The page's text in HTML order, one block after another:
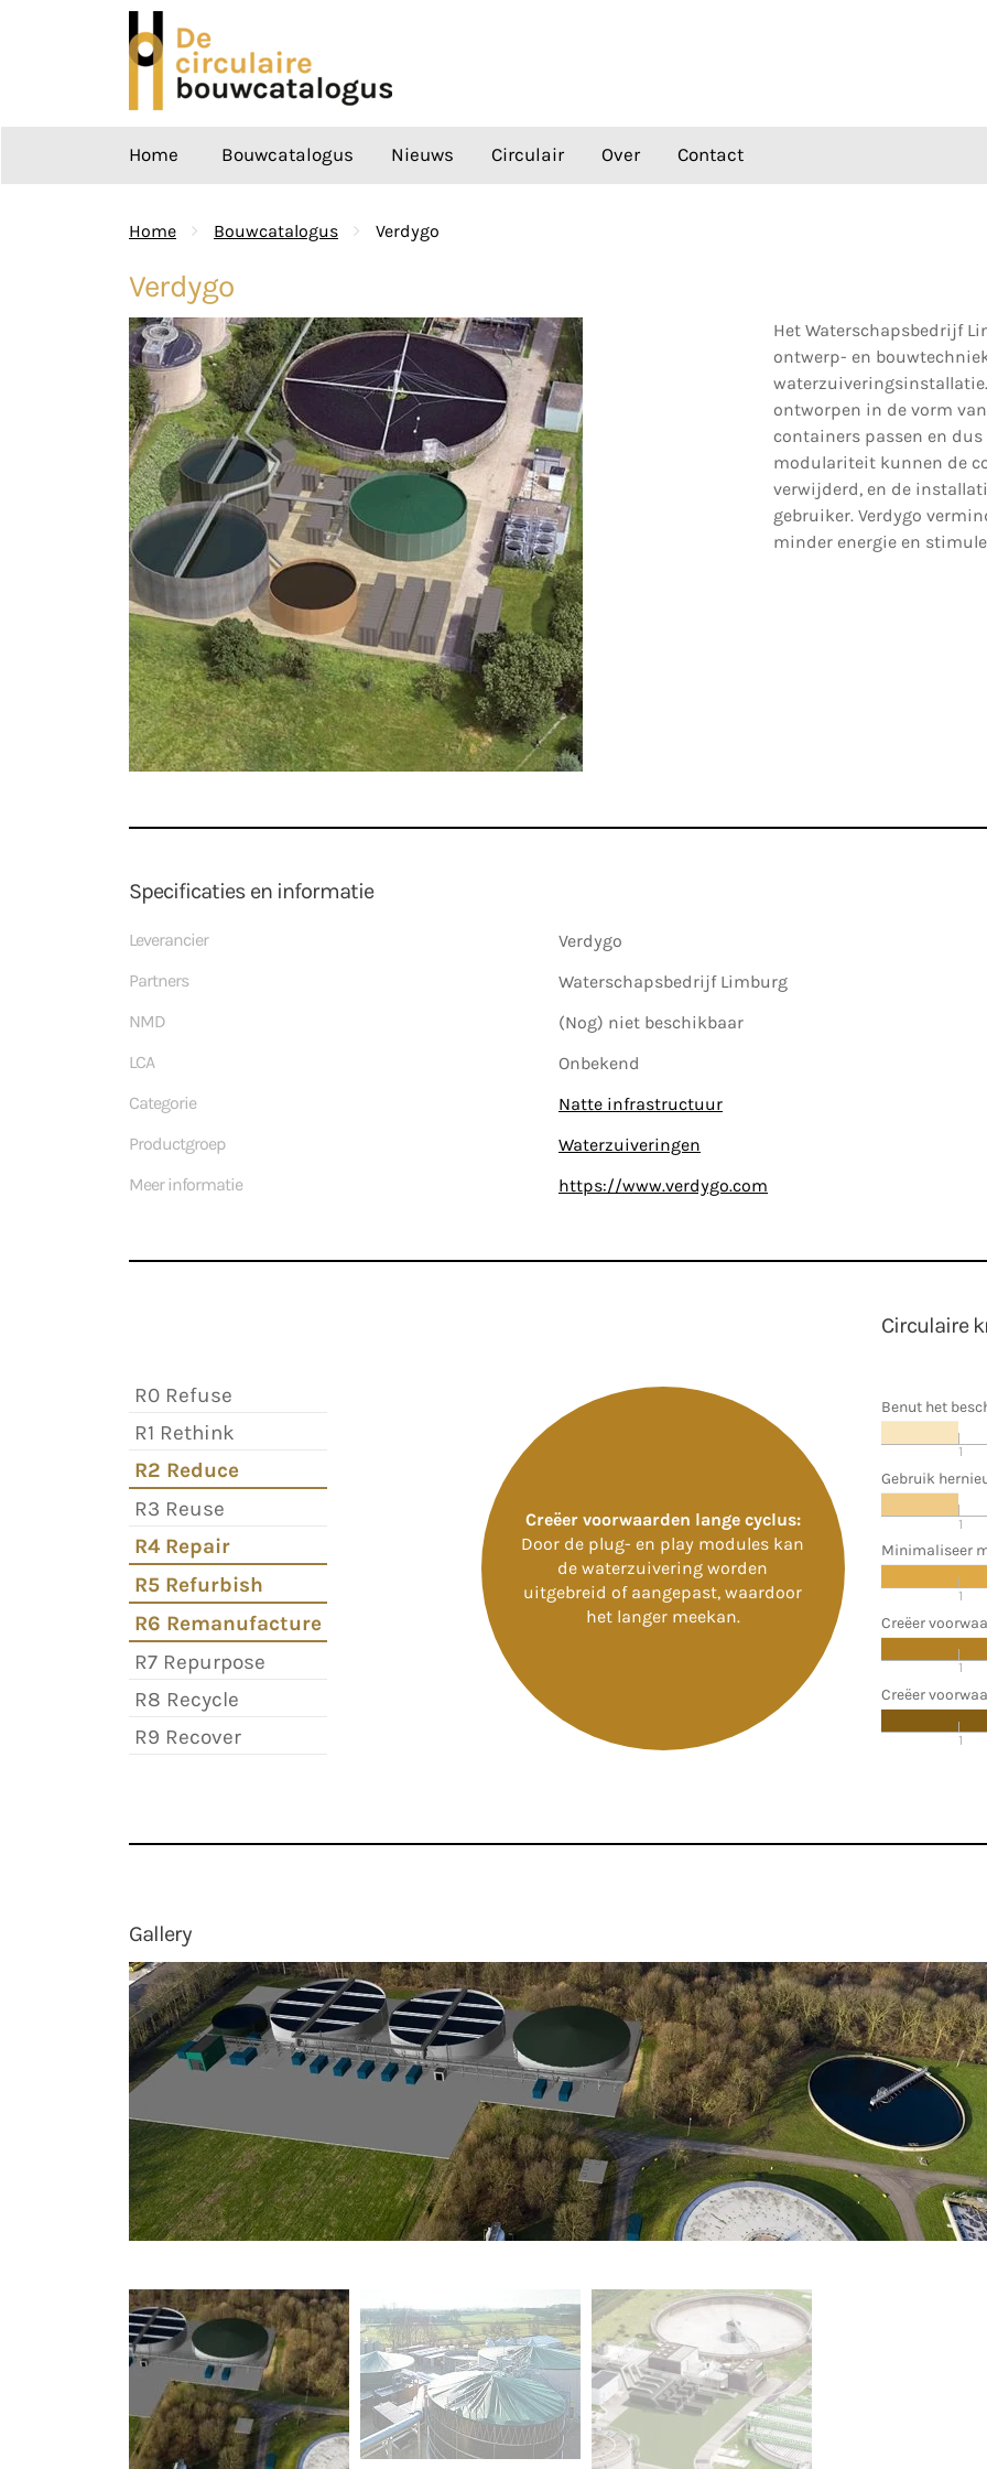
Home Bouwcatalogus Nieuws Circulair Over Contact
Home Bouwcatalogus Verdygo
Verdygo
Het Waterschapsbedrijf
ontwerp- en
ontworpen in de vorm
containers passen en
modulariteit kunnen de
verwijderd, en de
gebruiker. Verdygo
minder energie en
Specificaties en informatie
Leverancier
Verdygo
Partners
Waterschapsbedrijf Limburg
NMD
(Nog) niet beschikbaar
LCA
Onbekend
Categorie
Natte infrastructuur
Productgroep
Waterzuiveringen
Meer informatie
https://www.verdygo.com
R0 Refuse
R1 Rethink
R2 Reduce
R3 Reuse
R4 Repair
R5 Refurbish
R6 Remanufacture
R7 Repurpose
R8 Recycle
R9 Recover
Circulaire
Benut het
1
Gebruik
1
Minimaliseer
1
Creëer
1
Creëer
1
Creëer voorwaarden lange cyclus:
Door de plug- en play modules kan
de waterzuivering worden
uitgebreid of aangepast, waardoor
het langer meekan.
Gallery